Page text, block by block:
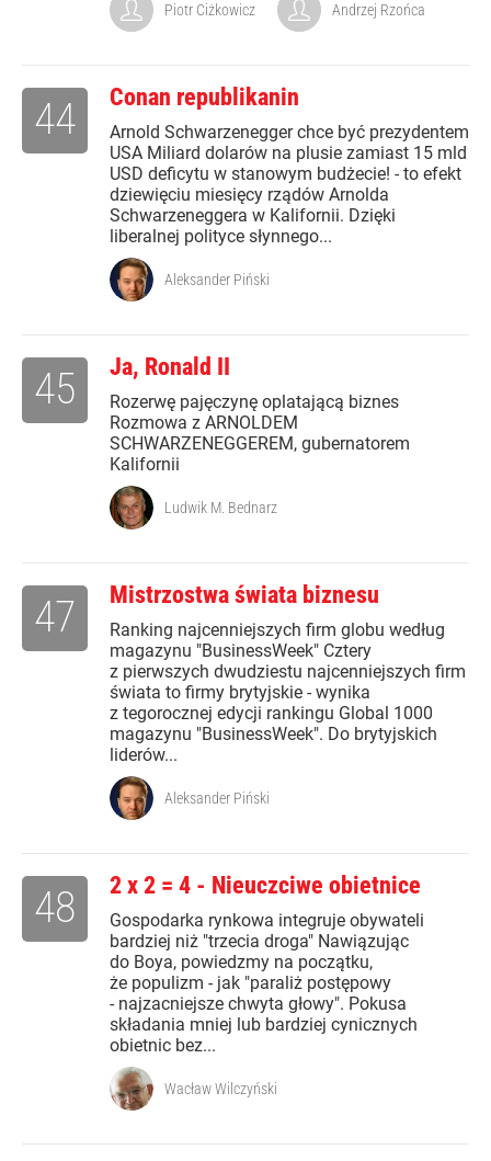
Piotr Ciżkowicz Andrzej Rzońca
Conan republikanin
Arnold Schwarzenegger chce być prezydentem
USA Miliard dolarów na plusie zamiast 15 mld
USD deficytu w stanowym budżecie! - to efekt
dziewięciu miesięcy rządów Arnolda
Schwarzeneggera w Kalifornii. Dzięki
liberalnej polityce słynnego...
44
Aleksander Piński
Ja, Ronald II
Rozerwę pajęczynę oplatającą biznes
Rozmowa z ARNOLDEM
SCHWARZENEGGEREM, gubernatorem
Kalifornii
45
Ludwik M. Bednarz
Mistrzostwa świata biznesu
Ranking najcenniejszych firm globu według
magazynu "BusinessWeek" Cztery
z pierwszych dwudziestu najcenniejszych firm
świata to firmy brytyjskie - wynika
z tegorocznej edycji rankingu Global 1000
magazynu "BusinessWeek". Do brytyjskich
liderów...
47
Aleksander Piński
2 x 2 = 4 - Nieuczciwe obietnice
Gospodarka rynkowa integruje obywateli
bardziej niż "trzecia droga" Nawiązując
do Boya, powiedzmy na początku,
że populizm - jak "paraliż postępowy
- najzacniejsze chwyta głowy". Pokusa
składania mniej lub bardziej cynicznych
obietnic bez...
48
Wacław Wilczyński